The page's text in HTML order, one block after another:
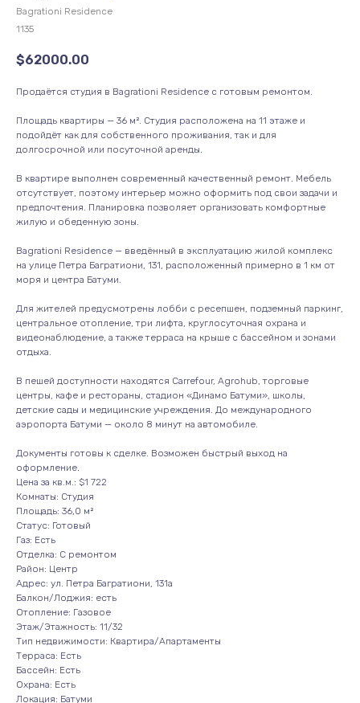
Bagrationi Residence
1135
$62000.00
Продаётся студия в Bagrationi Residence с готовым ремонтом.
Площадь квартиры — 36 м². Студия расположена на 11 этаже и
подойдёт как для собственного проживания, так и для
долгосрочной или посуточной аренды.
В квартире выполнен современный качественный ремонт. Мебель
отсутствует, поэтому интерьер можно оформить под свои задачи и
предпочтения. Планировка позволяет организовать комфортные
жилую и обеденную зоны.
Bagrationi Residence — введённый в эксплуатацию жилой комплекс
на улице Петра Багратиони, 131, расположенный примерно в 1 км от
моря и центра Батуми.
Для жителей предусмотрены лобби с ресепшен, подземный паркинг,
центральное отопление, три лифта, круглосуточная охрана и
видеонаблюдение, а также терраса на крыше с бассейном и зонами
отдыха.
В пешей доступности находятся Carrefour, Agrohub, торговые
центры, кафе и рестораны, стадион «Динамо Батуми», школы,
детские сады и медицинские учреждения. До международного
аэропорта Батуми — около 8 минут на автомобиле.
Документы готовы к сделке. Возможен быстрый выход на
оформление.
Цена за кв.м.: $1 722
Комнаты: Студия
Площадь: 36,0 м²
Статус: Готовый
Газ: Есть
Отделка: С ремонтом
Район: Центр
Адрес: ул. Петра Багратиони, 131а
Балкон/Лоджия: есть
Отопление: Газовое
Этаж/Этажность: 11/32
Тип недвижимости: Квартира/Апартаменты
Терраса: Есть
Бассейн: Есть
Охрана: Есть
Локация: Батуми